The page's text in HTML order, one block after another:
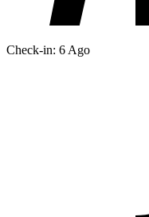
Check-in: 6 Ago